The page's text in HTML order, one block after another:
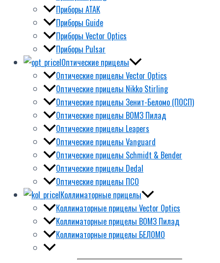
Приборы ATAK
Приборы Guide
Приборы Vector Optics
Приборы Pulsar
Оптические прицелы
Оптические прицелы Vector Optics
Оптические прицелы Nikko Stirling
Оптические прицелы Зенит-Беломо (ПОСП)
Оптические прицелы ВОМЗ Пилад
Оптические прицелы Leapers
Оптические прицелы Vanguard
Оптические прицелы Schmidt & Bender
Оптические прицелы Dedal
Оптические прицелы ПСО
Коллиматорные прицелы
Коллиматорные прицелы Vector Optics
Коллиматорные прицелы ВОМЗ Пилад
Коллиматорные прицелы БЕЛОМО